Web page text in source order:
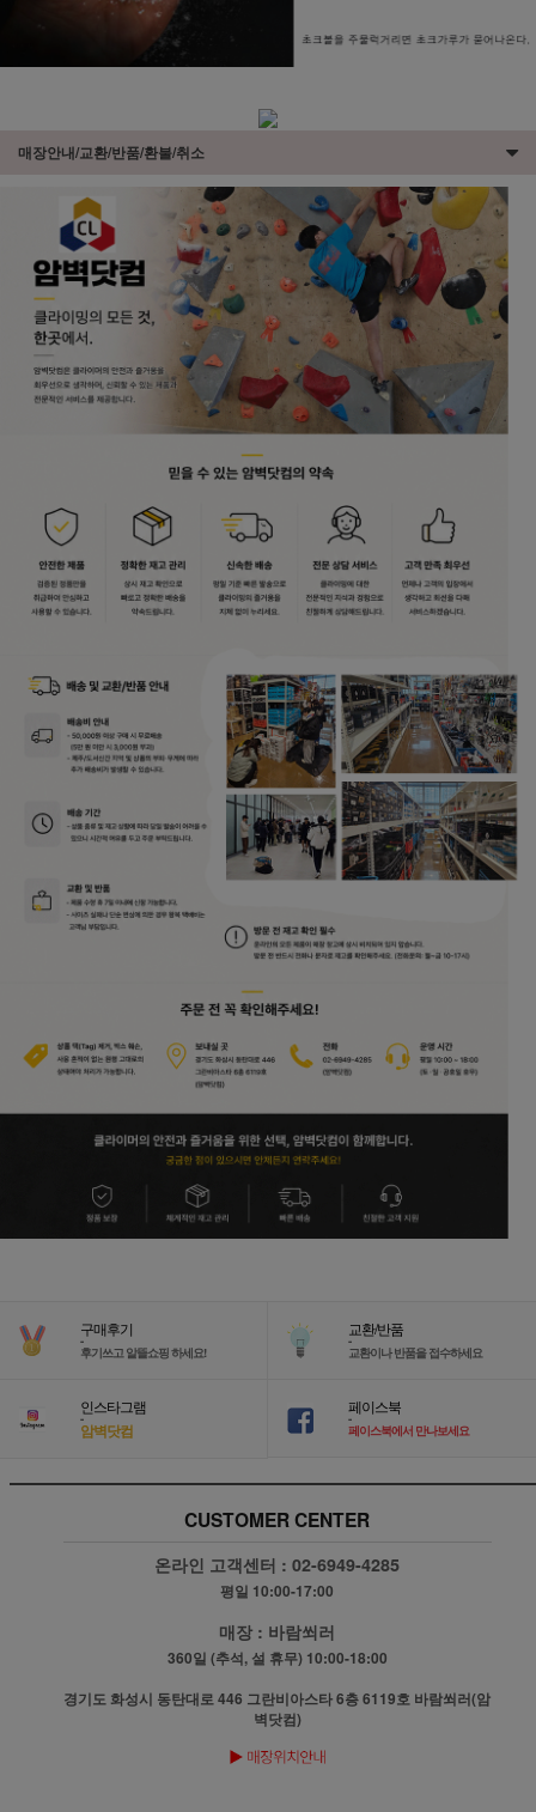
매장안내/교환/반품/환불/취소
구매후기
-
후기쓰고 알뜰쇼핑 하세요!
교환/반품
-
교환이나 반품을 접수하세요
인스타그램
-
암벽닷컴
페이스북
-
페이스북에서 만나보세요
CUSTOMER CENTER
온라인 고객센터 :02-6949-4285
평일 10:00-17:00
매장 : 바람쐬러
360일 (추석, 설 휴무) 10:00-18:00
경기도 화성시 동탄대로 446 그란비아스타 6층 6119호 바람쐬러(암
벽닷컴)